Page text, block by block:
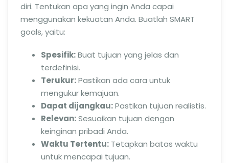
diri. Tentukan apa yang ingin Anda capai
menggunakan kekuatan Anda. Buatlah SMART
goals, yaitu:
Spesifik:Buat tujuan yang jelas dan
terdefinisi.
Terukur:Pastikan ada cara untuk
mengukur kemajuan.
Dapat dijangkau:Pastikan tujuan realistis.
Relevan:Sesuaikan tujuan dengan
keinginan pribadi Anda.
Waktu Tertentu: Tetapkan batas waktu
untuk mencapai tujuan.